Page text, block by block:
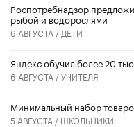
Роспотребнадзор
рыбой и водорослями
6 АВГУСТА / ДЕТИ
​Яндекс обучил более 20
6 АВГУСТА /УЧИТЕЛЯ
Минимальный набор
5 АВГУСТА / ШКОЛЬНИКИ